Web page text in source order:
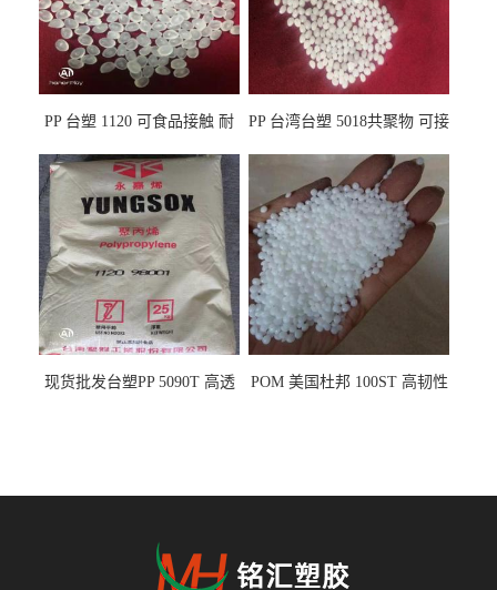
PP 台塑 1120 可食品接触 耐
PP 台湾台塑 5018共聚物 可接
现货批发台塑PP 5090T 高透
POM 美国杜邦 100ST 高韧性